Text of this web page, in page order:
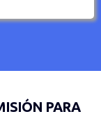
PARA